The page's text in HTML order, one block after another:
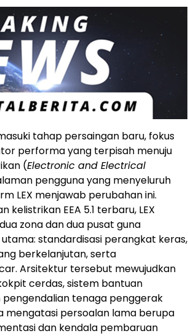
tahap persaingan baru, fokus
performa yang terpisah menuju
(Electronic and Electrical
pengguna yang menyeluruh
LEX menjawab perubahan ini.
EEA 5.1 terbaru, LEX
zona dan dua pusat guna
standardisasi perangkat keras,
berkelanjutan, serta
Arsitektur tersebut mewujudkan
cerdas, sistem bantuan
tenaga penggerak
mengatasi persoalan lama berupa
dan kendala pembaruan